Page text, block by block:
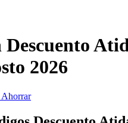
y
Descuento
2026
Ahorrar